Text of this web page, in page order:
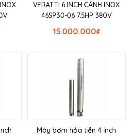
VERATTI 6 INCH CÁNH INOX
46SP30-06 7.5HP 380V
₫
15.000.000
Máy bơm hỏa tiễn 4 inch